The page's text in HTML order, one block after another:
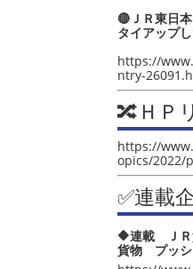
🔴ＪＲ東日
タイアップ
https://
ntry-
🔀ＨＰ
https://
opics/2022/
✅連載
🔶連載 ＪＲ
貨物 プッシ